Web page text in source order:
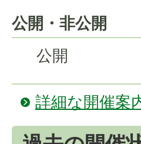
公開・非公開
公開
詳細な開催案